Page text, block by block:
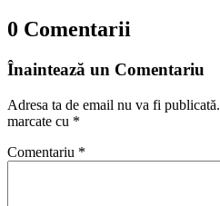
0 Comentarii
Înaintează un Comentariu
Adresa ta de email nu va fi publicată.
marcate cu *
Comentariu *